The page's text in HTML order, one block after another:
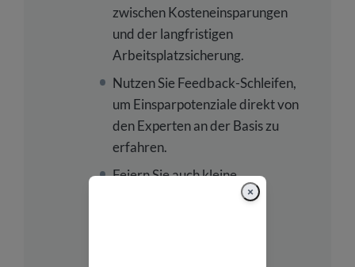
zwischen Kosteneinsparungen
und der langfristigen
Arbeitsplatzsicherung.
Nutzen Sie Feedback-Schleifen,
um Einsparpotenziale direkt von
den Experten an der Basis zu
erfahren.
Feiern Sie auch kleine
×